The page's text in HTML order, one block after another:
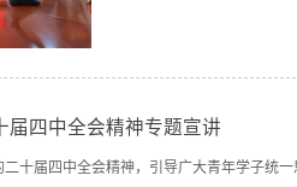
届四中全会精神专题宣讲
十届四中全会精神，引导广大青年学子统